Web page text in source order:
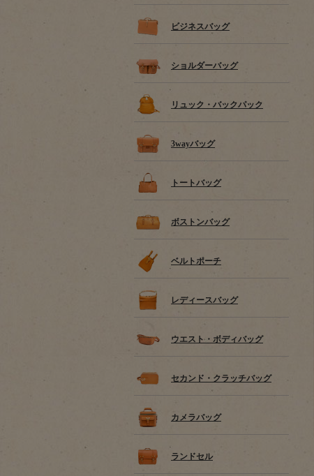
ビジネスバッグ
ショルダーバッグ
リュック・バックパック
3wayバッグ
トートバッグ
ボストンバッグ
ベルトポーチ
レディースバッグ
ウエスト・ボディバッグ
セカンド・クラッチバッグ
カメラバッグ
ランドセル